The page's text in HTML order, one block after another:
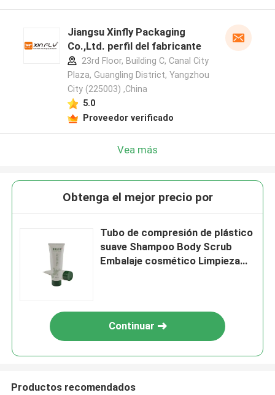
Jiangsu Xinfly Packaging
Co.,Ltd. perfil del fabricante
23rd Floor, Building C, Canal City
Plaza, Guangling District, Yangzhou
City (225003) ,China
5.0
Proveedor verificado
Vea más
Obtenga el mejor precio por
Tubo de compresión de plástico
suave Shampoo Body Scrub
Embalaje cosmético Limpieza
Continuar
Productos recomendados